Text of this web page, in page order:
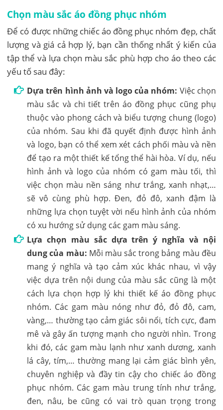
Chọn màu sắc áo đồng phục nhóm
Để có được những chiếc áo đồng phục nhóm đẹp, chất
lượng và giá cả hợp lý, bạn cần thống nhất ý kiến của
tập thể và lựa chọn màu sắc phù hợp cho áo theo các
yếu tố sau đây:
Dựa trên hình ảnh và logo của nhóm: Việc chọn
màu sắc và chi tiết trên áo đồng phục cũng phụ
thuộc vào phong cách và biểu tượng chung (logo)
của nhóm. Sau khi đã quyết định được hình ảnh
và logo, bạn có thể xem xét cách phối màu và nền
để tạo ra một thiết kế tổng thể hài hòa. Ví dụ, nếu
hình ảnh và logo của nhóm có gam màu tối, thì
việc chọn màu nền sáng như trắng, xanh nhạt,…
sẽ vô cùng phù hợp. Đen, đỏ đô, xanh đậm là
những lựa chọn tuyệt vời nếu hình ảnh của nhóm
có xu hướng sử dụng các gam màu sáng.
Lựa chọn màu sắc dựa trên ý nghĩa và nội
dung của màu: Mỗi màu sắc trong bảng màu đều
mang ý nghĩa và tạo cảm xúc khác nhau, vì vậy
việc dựa trên nội dung của màu sắc cũng là một
cách lựa chọn hợp lý khi thiết kế áo đồng phục
nhóm. Các gam màu nóng như đỏ, đỏ đô, cam,
vàng,… thường tạo cảm giác sôi nổi, tích cực, đam
mê và gây ấn tượng mạnh cho người nhìn. Trong
khi đó, các gam màu lạnh như xanh dương, xanh
lá cây, tím,… thường mang lại cảm giác bình yên,
chuyên nghiệp và đầy tin cậy cho chiếc áo đồng
phục nhóm. Các gam màu trung tính như trắng,
đen, nâu, be cũng có vai trò quan trọng trong